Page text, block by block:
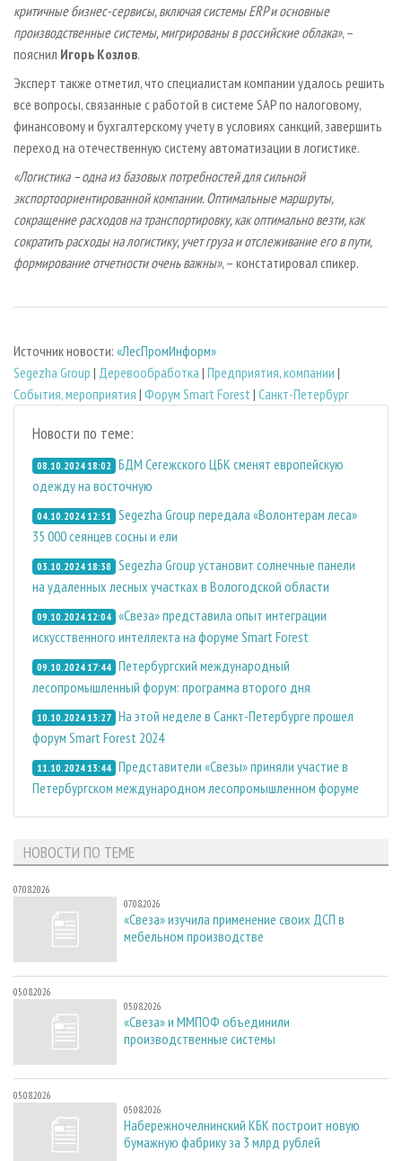
критичные бизнес-сервисы, включая системы ERP и основные
производственные системы, мигрированы в российские облака», –
пояснил Игорь Козлов.
Эксперт также отметил, что специалистам компании удалось решить
все вопросы, связанные с работой в системе SAP по налоговому,
финансовому и бухгалтерскому учету в условиях санкций, завершить
переход на отечественную систему автоматизации в логистике.
«Логистика – одна из базовых потребностей для сильной
экспортоориентированной компании. Оптимальные маршруты,
сокращение расходов на транспортировку, как оптимально везти, как
сократить расходы на логистику, учет груза и отслеживание его в пути,
формирование отчетности очень важны», – констатировал спикер.
Источник новости: «ЛесПромИнформ»
Segezha Group | Деревообработка | Предприятия, компании |
События, мероприятия | Форум Smart Forest | Санкт-Петербург
Новости по теме:
08.10.2024 18:02 БДМ Сегежского ЦБК сменят европейскую
одежду на восточную
04.10.2024 12:51 Segezha Group передала «Волонтерам леса»
35 000 сеянцев сосны и ели
03.10.2024 18:38 Segezha Group установит солнечные панели
на удаленных лесных участках в Вологодской области
09.10.2024 12:04 «Свеза» представила опыт интеграции
искусственного интеллекта на форуме Smart Forest
09.10.2024 17:44 Петербургский международный
лесопромышленный форум: программа второго дня
10.10.2024 13:27 На этой неделе в Санкт-Петербурге прошел
форум Smart Forest 2024
11.10.2024 13:44 Представители «Свезы» приняли участие в
Петербургском международном лесопромышленном форуме
НОВОСТИ ПО ТЕМЕ
07.08.2026
07.08.2026
«Свеза» изучила применение своих ДСП в
мебельном производстве
05.08.2026
05.08.2026
«Свеза» и ММПОФ объединили
производственные системы
05.08.2026
05.08.2026
Набережночелнинский КБК построит новую
бумажную фабрику за 3 млрд рублей